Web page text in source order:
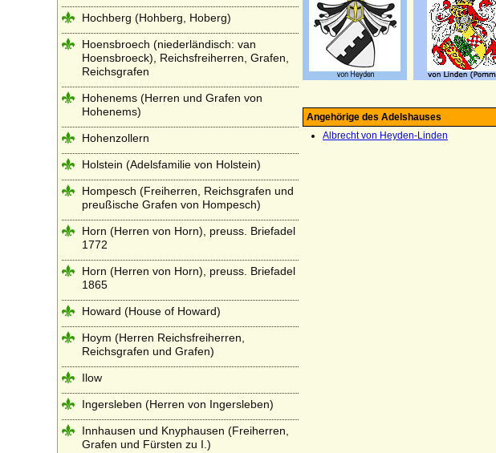
Angehörige des Adelshauses
Albrecht von Heyden-Linden
Hochberg (Hohberg, Hoberg)
Hoensbroech (niederländisch: van
Hoensbroeck), Reichsfreiherren, Grafen,
Reichsgrafen
Hohenems (Herren und Grafen von
Hohenems)
Hohenzollern
Holstein (Adelsfamilie von Holstein)
Hompesch (Freiherren, Reichsgrafen und
preußische Grafen von Hompesch)
Horn (Herren von Horn), preuss. Briefadel
1772
Horn (Herren von Horn), preuss. Briefadel
1865
Howard (House of Howard)
Hoym (Herren Reichsfreiherren,
Reichsgrafen und Grafen)
Ilow
Ingersleben (Herren von Ingersleben)
Innhausen und Knyphausen (Freiherren,
Grafen und Fürsten zu I.)